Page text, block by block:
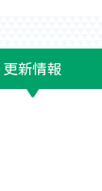
更新情報